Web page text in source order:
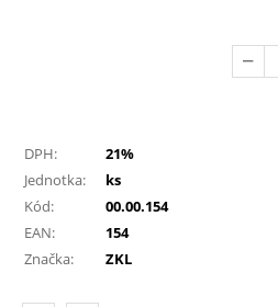
DPH:
21%
Jednotka:
ks
Kód:
00.00.154
EAN:
154
Značka:
ZKL